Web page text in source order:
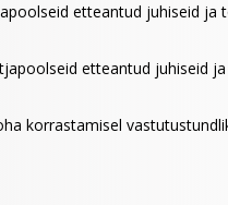
etteantud juhiseid ja
etteantud juhiseid
korrastamisel